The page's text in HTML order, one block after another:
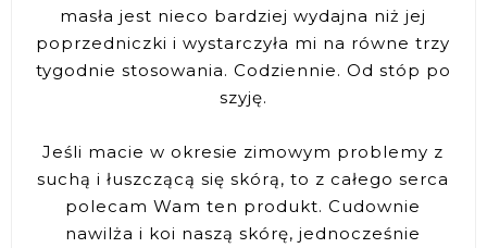
masła jest nieco bardziej wydajna niż jej
poprzedniczki i wystarczyła mi na równe trzy
tygodnie stosowania. Codziennie. Od stóp po
szyję.
Jeśli macie w okresie zimowym problemy z
suchą i łuszczącą się skórą, to z całego serca
polecam Wam ten produkt. Cudownie
nawilża i koi naszą skórę, jednocześnie